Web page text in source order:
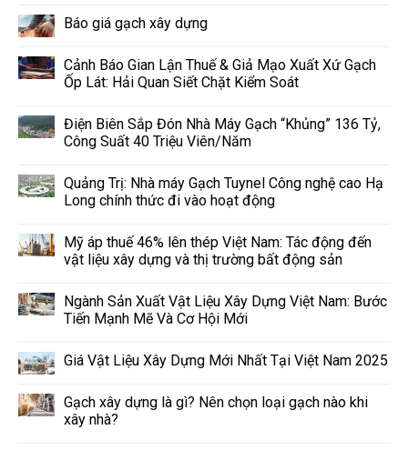
Báo giá gạch xây dựng
Cảnh Báo Gian Lận Thuế & Giả Mạo Xuất Xứ Gạch
Ốp Lát: Hải Quan Siết Chặt Kiểm Soát
Điện Biên Sắp Đón Nhà Máy Gạch “Khủng” 136 Tỷ,
Công Suất 40 Triệu Viên/Năm
Quảng Trị: Nhà máy Gạch Tuynel Công nghệ cao Hạ
Long chính thức đi vào hoạt động
Mỹ áp thuế 46% lên thép Việt Nam: Tác động đến
vật liệu xây dựng và thị trường bất động sản
Ngành Sản Xuất Vật Liệu Xây Dựng Việt Nam: Bước
Tiến Mạnh Mẽ Và Cơ Hội Mới
Giá Vật Liệu Xây Dựng Mới Nhất Tại Việt Nam 2025
Gạch xây dựng là gì? Nên chọn loại gạch nào khi
xây nhà?